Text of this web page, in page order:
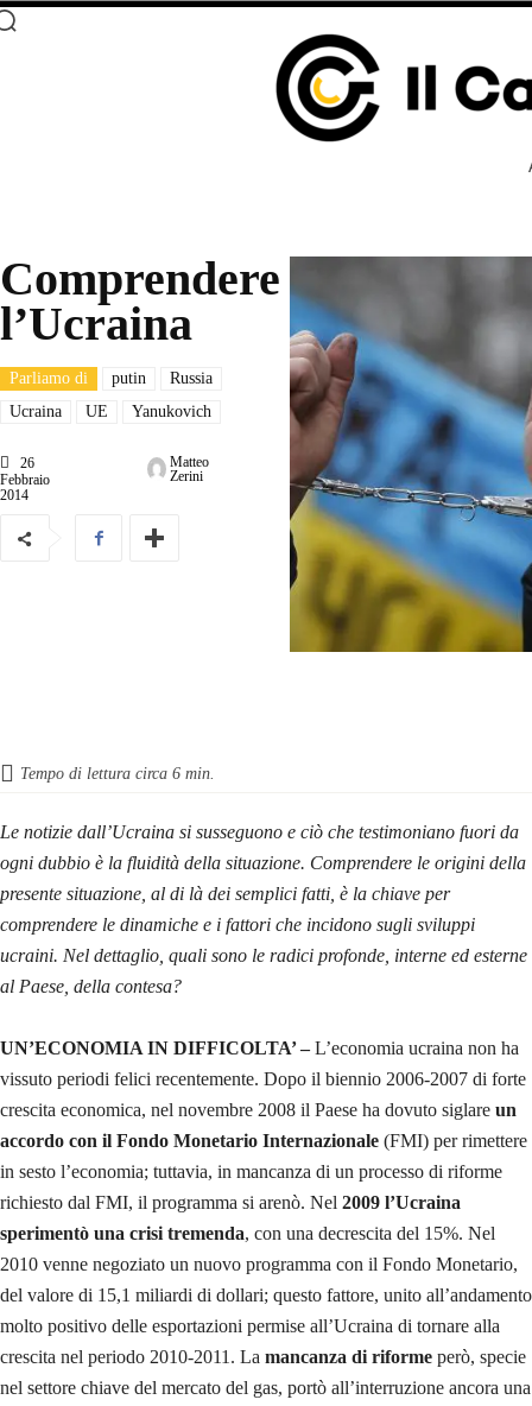
Comprendere
l’Ucraina
Parliamo di putin
Russia
Ucraina
UE Yanukovich
26
Febbraio
2014
Matteo
Zerini
Tempo di lettura circa 6 min.
Le notizie dall’Ucraina si susseguono e ciò che testimoniano fuori da
ogni dubbio è la fluidità della situazione. Comprendere le origini della
presente situazione, al di là dei semplici fatti, è la chiave per
comprendere le dinamiche e i fattori che incidono sugli sviluppi
ucraini. Nel dettaglio, quali sono le radici profonde, interne ed esterne
al Paese, della contesa?
UN’ECONOMIA IN DIFFICOLTA’ –L’economia ucraina non ha
vissuto periodi felici recentemente. Dopo il biennio 2006-2007 di forte
crescita economica, nel novembre 2008 il Paese ha dovuto siglare un
accordo con il Fondo Monetario Internazionale (FMI) per rimettere
in sesto l’economia; tuttavia, in mancanza di un processo di riforme
richiesto dal FMI, il programma si arenò. Nel 2009 l’Ucraina
sperimentò una crisi tremenda, con una decrescita del 15%. Nel
2010 venne negoziato un nuovo programma con il Fondo Monetario,
del valore di 15,1 miliardi di dollari; questo fattore, unito all’andamento
molto positivo delle esportazioni permise all’Ucraina di tornare alla
crescita nel periodo 2010-2011. La mancanza di riforme però, specie
nel settore chiave del mercato del gas, portò all’interruzione ancora una